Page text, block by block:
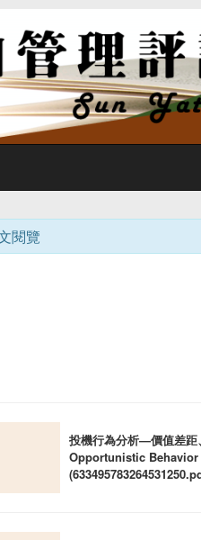
閱覽
投機行為分析—價值差距
Opportunistic